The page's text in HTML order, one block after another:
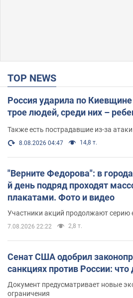
TOP NEWS
Россия ударила по
трое людей, среди них –
Также есть пострадавшие из-за
8.08.2026 04:47 14,8 т.
"Верните Федорова": в
й день подряд проходят
плакатами. Фото и видео
Участники акций продолжают серию
7.08.2026 22:22 2,8 т.
Сенат США одобрил
санкциях против России:
Документ предусматривает новые
ограничения